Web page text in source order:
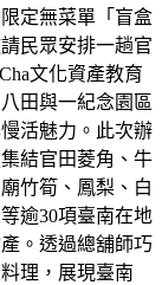
定無菜單「盲盒
民眾安排一趟官
文化資產教育
田與一紀念園區
活魅力。此次辦
結官田菱角、牛
竹筍、鳳梨、白
逾30項臺南在地
。透過總舖師巧
理，展現臺南